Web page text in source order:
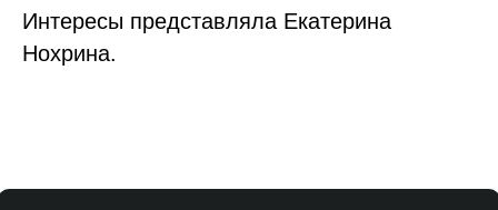
Интересы представляла Екатерина
Нохрина.